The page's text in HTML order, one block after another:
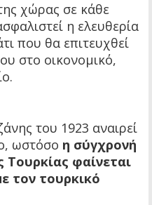
χώρας σε κάθε
η ελευθερία
που θα επιτευχθεί
στο οικονομικό,
του 1923 αναιρεί
ωστόσο η σύγχρονή
Τουρκίας φαίνεται
τον τουρκικό